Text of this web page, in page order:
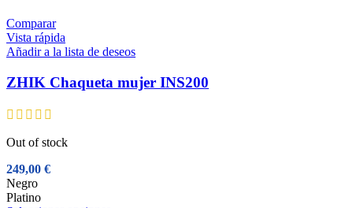
la
página
de
Comparar
Vista rápida
Añadir a la lista de deseos
ZHIK Chaqueta mujer INS200
Out of stock
249,00 €
Negro
Platino